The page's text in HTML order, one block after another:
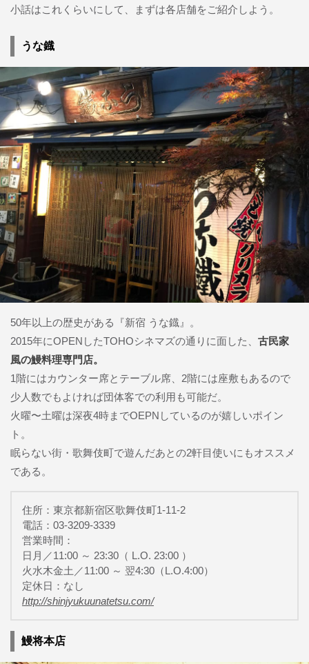
小話はこれくらいにして、まずは各店舗をご紹介しよう。
うな鐡
50年以上の歴史がある『新宿 うな鐡』。
2015年にOPENしたTOHOシネマズの通りに面した、 古民家
風の鰻料理専門店。
1階にはカウンター席とテーブル席、2階には座敷もあるので
少人数でもよければ団体客での利用も可能だ。
火曜〜土曜は深夜4時までOEPNしているのが嬉しいポイン
ト。
眠らない街・歌舞伎町で遊んだあとの2軒目使いにもオススメ
である。
住所：東京都新宿区歌舞伎町1-11-2
電話：03-3209-3339
営業時間：
日月／11:00 ～ 23:30（ L.O. 23:00 ）
火水木金土／11:00 ～ 翌4:30（L.O.4:00）
定休日：なし
http://shinjyukuunatetsu.com/
鰻将本店